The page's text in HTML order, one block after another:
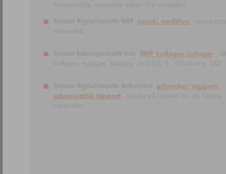
horisontella, spetsade pålar. Tre modeller.
Senast digitaliserade bild spark; meddon ;
enmedad
Senast katalogiserade bok SKF kullager, rullager ;
kullager, rullager, katalog. nr 2401 S.- Göteborg, 162
Senast digitaliserade dokument arkivalier; rapport;
arkeologisk rapport ; Klicka på länken för att öppna
rapporten